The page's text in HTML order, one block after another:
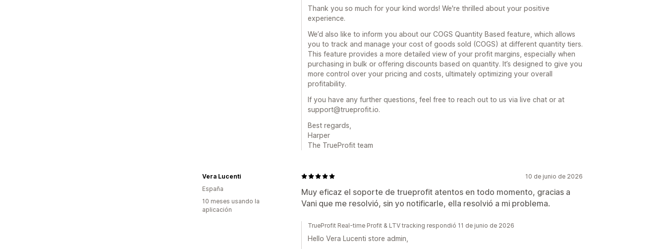
Thank you so much for your kind words! We're thrilled about your positive
experience.
We’d also like to inform you about our COGS Quantity Based feature, which allows
you to track and manage your cost of goods sold (COGS) at different quantity tiers.
This feature provides a more detailed view of your profit margins, especially when
purchasing in bulk or offering discounts based on quantity. It’s designed to give you
more control over your pricing and costs, ultimately optimizing your overall
profitability.
If you have any further questions, feel free to reach out to us via live chat or at
support@trueprofit.io.
Best regards,
Harper
The TrueProfit team
10 de junio de 2026
Muy eficaz el soporte de trueprofit atentos en todo momento, gracias a
Vani que me resolvió, sin yo notificarle, ella resolvió a mi problema.
Vera Lucenti
España
10 meses usando la
aplicación
TrueProfit Real-time Profit & LTV tracking respondió 11 de junio de 2026
Hello Vera Lucenti store admin,